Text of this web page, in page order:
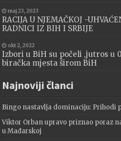
maj 23, 2023
RACIJA U NJEMAČKOJ -
RADNICI IZ BIH I SRBIJE
okt 2, 2022
Izbori u BiH su počeli ,jutros u
biračka mjesta širom BiH
Najnoviji članci
Bingo nastavlja dominaciju: Prihodi
Viktor Orban upravo priznao poraz
u Mađarskoj